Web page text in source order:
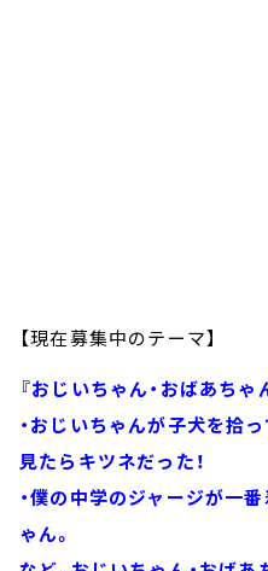
【現在募集中のテーマ】
『おじいちゃん・おばあちゃ
・おじいちゃんが子犬を拾
見たらキツネだった！
・僕の中学のジャージが一
ゃん。